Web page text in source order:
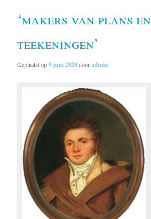
‘makers van plans en
teekeningen’
Geplaatst op9 juni 2020dooradmin